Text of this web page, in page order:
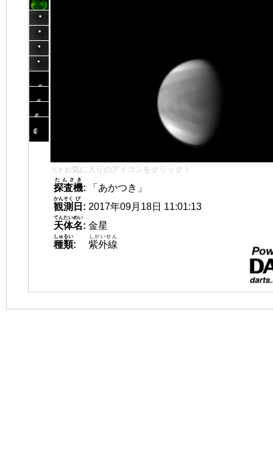
👈 お気に入りのアイコンをクリック！
探査機
たんさき
:
「あかつき」
観測
かんそく
日
び
: 2017年09月18日 11:01:13
天体名
てんたいめい
: 金星
種類
しゅるい
: 紫外線
しがいせん